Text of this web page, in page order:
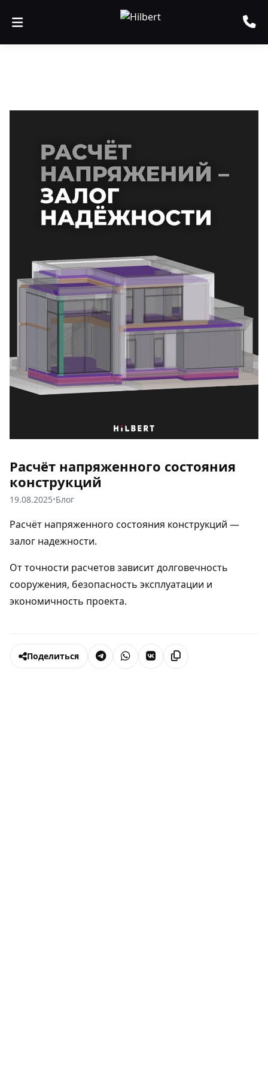
Расчёт напряженного состояния
конструкций
19.08.2025•Блог
Расчёт напряженного состояния конструкций —
залог надежности.
От точности расчетов зависит долговечность
сооружения, безопасность эксплуатации и
экономичность проекта.
Поделиться